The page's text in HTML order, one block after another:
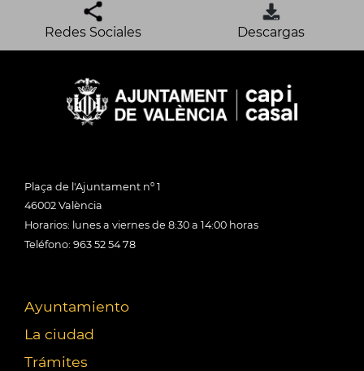
Redes Sociales Descargas
Plaça de l'Ajuntament nº 1
46002 València
Horarios: lunes a viernes de 8:30 a 14:00 horas
Teléfono: 963 52 54 78
Ayuntamiento
La ciudad
Trámites